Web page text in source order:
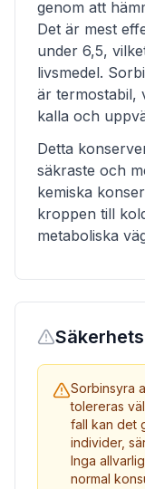
genom att
Det är mest
under 6,5,
livsmedel.
är termostabil,
kalla och
Detta
säkraste och
kemiska
kroppen till
metaboliska
Sorbinsyra
tolereras
fall kan det
individer,
Inga
normal